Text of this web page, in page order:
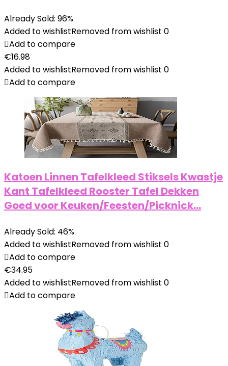
Already Sold: 96%
Added to wishlistRemoved from wishlist 0
Add to compare
€16.98
Added to wishlistRemoved from wishlist 0
Add to compare
Katoen Linnen Tafelkleed Stiksels Kwastje
Kant Tafelkleed Rooster Tafel Dekken
Goed voor Keuken/Feesten/Picknick…
Already Sold: 46%
Added to wishlistRemoved from wishlist 0
Add to compare
€34.95
Added to wishlistRemoved from wishlist 0
Add to compare